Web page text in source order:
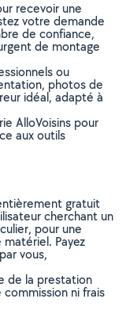
recevoir une
votre demande
de confiance,
de montage
ou
photos de
idéal, adapté à
AlloVoisins pour
aux outils
gratuit
cherchant un
pour une
Payez
vous,
de la prestation
ni frais